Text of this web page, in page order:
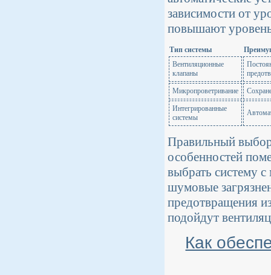
зависимости от
повышают
Тип системы
Вентиляционные
клапаны
Микропроветривание
Интегрированные
системы
Правильный
особенностей
выбрать систему
шумовые
предотвращения
подойдут
Как